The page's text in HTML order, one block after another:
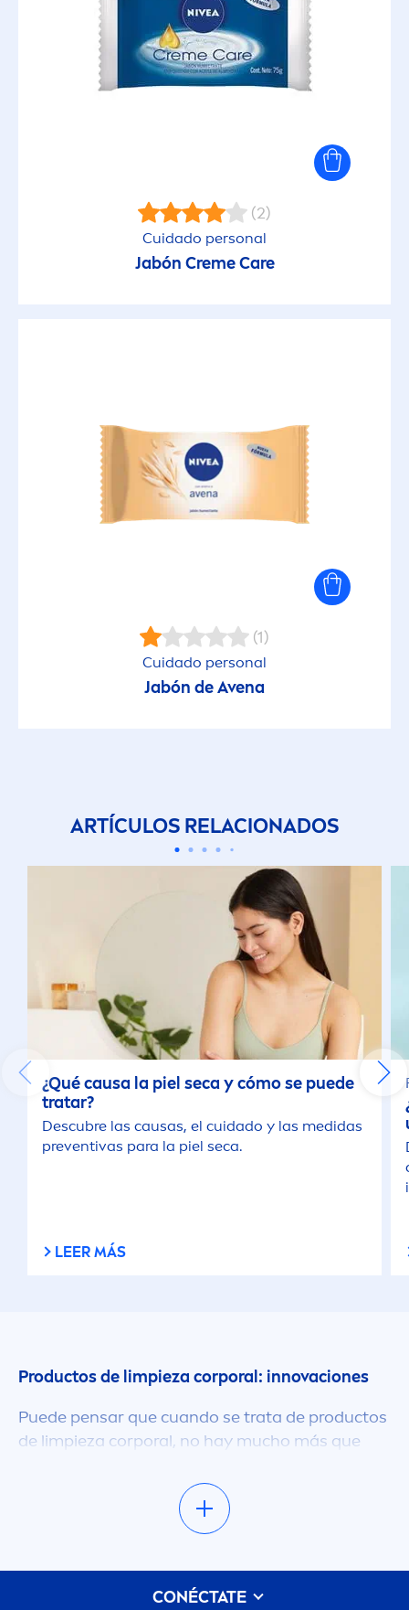
(2)
Cuidado personal
Jabón Creme Care
(1)
Cuidado personal
Jabón de Avena
ARTÍCULOS RELACIONADOS
¿Qué causa la piel seca y cómo se puede
tratar?
Descubre las causas, el cuidado y las medidas
preventivas para la piel seca.
LEER MÁS
Productos de limpieza corporal: innovaciones
Puede pensar que cuando se trata de productos
de limpieza corporal, no hay mucho más que
, ofrecemos mucho más. Los
NIVEA
siempre están buscando
nuevas e innovadoras texturas e ingredientes
Por eso, en nuestra gama de limpieza corporal,
CONÉCTATE